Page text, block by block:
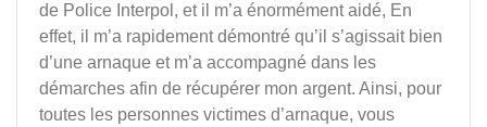
de Police Interpol, et il m’a énormément aidé, En
effet, il m’a rapidement démontré qu’il s’agissait bien
d’une arnaque et m’a accompagné dans les
démarches afin de récupérer mon argent. Ainsi, pour
toutes les personnes victimes d’arnaque, vous